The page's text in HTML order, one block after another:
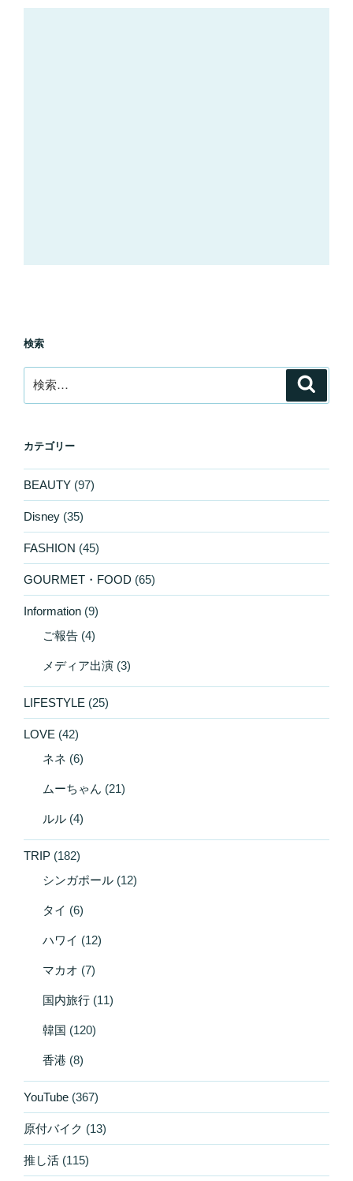
検索
索:
カテゴリー
BEAUTY (97)
Disney (35)
FASHION (45)
GOURMET・FOOD (65)
Information (9)
ご報告 (4)
メディア出演 (3)
LIFESTYLE (25)
LOVE (42)
ネネ (6)
ムーちゃん (21)
ルル (4)
TRIP (182)
シンガポール (12)
タイ (6)
ハワイ (12)
マカオ (7)
国内旅行 (11)
韓国 (120)
香港 (8)
YouTube (367)
原付バイク (13)
推し活 (115)